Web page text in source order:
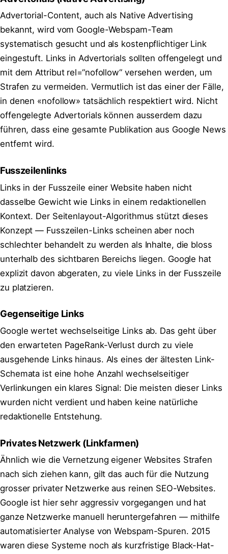
Advertorial-Content, auch als Native Advertising
bekannt, wird vom Google-Webspam-Team
systematisch gesucht und als kostenpflichtiger Link
eingestuft. Links in Advertorials sollten offengelegt und
mit dem Attribut rel=“nofollow“ versehen werden, um
Strafen zu vermeiden. Vermutlich ist das einer der Fälle,
in denen «nofollow» tatsächlich respektiert wird. Nicht
offengelegte Advertorials können ausserdem dazu
führen, dass eine gesamte Publikation aus Google News
entfernt wird.
Fusszeilenlinks
Links in der Fusszeile einer Website haben nicht
dasselbe Gewicht wie Links in einem redaktionellen
Kontext. Der Seitenlayout-Algorithmus stützt dieses
Konzept — Fusszeilen-Links scheinen aber noch
schlechter behandelt zu werden als Inhalte, die bloss
unterhalb des sichtbaren Bereichs liegen. Google hat
explizit davon abgeraten, zu viele Links in der Fusszeile
zu platzieren.
Gegenseitige Links
Google wertet wechselseitige Links ab. Das geht über
den erwarteten PageRank-Verlust durch zu viele
ausgehende Links hinaus. Als eines der ältesten Link-
Schemata ist eine hohe Anzahl wechselseitiger
Verlinkungen ein klares Signal: Die meisten dieser Links
wurden nicht verdient und haben keine natürliche
redaktionelle Entstehung.
Privates Netzwerk (Linkfarmen)
Ähnlich wie die Vernetzung eigener Websites Strafen
nach sich ziehen kann, gilt das auch für die Nutzung
grosser privater Netzwerke aus reinen SEO-Websites.
Google ist hier sehr aggressiv vorgegangen und hat
ganze Netzwerke manuell heruntergefahren — mithilfe
automatisierter Analyse von Webspam-Spuren. 2015
waren diese Systeme noch als kurzfristige Black-Hat-